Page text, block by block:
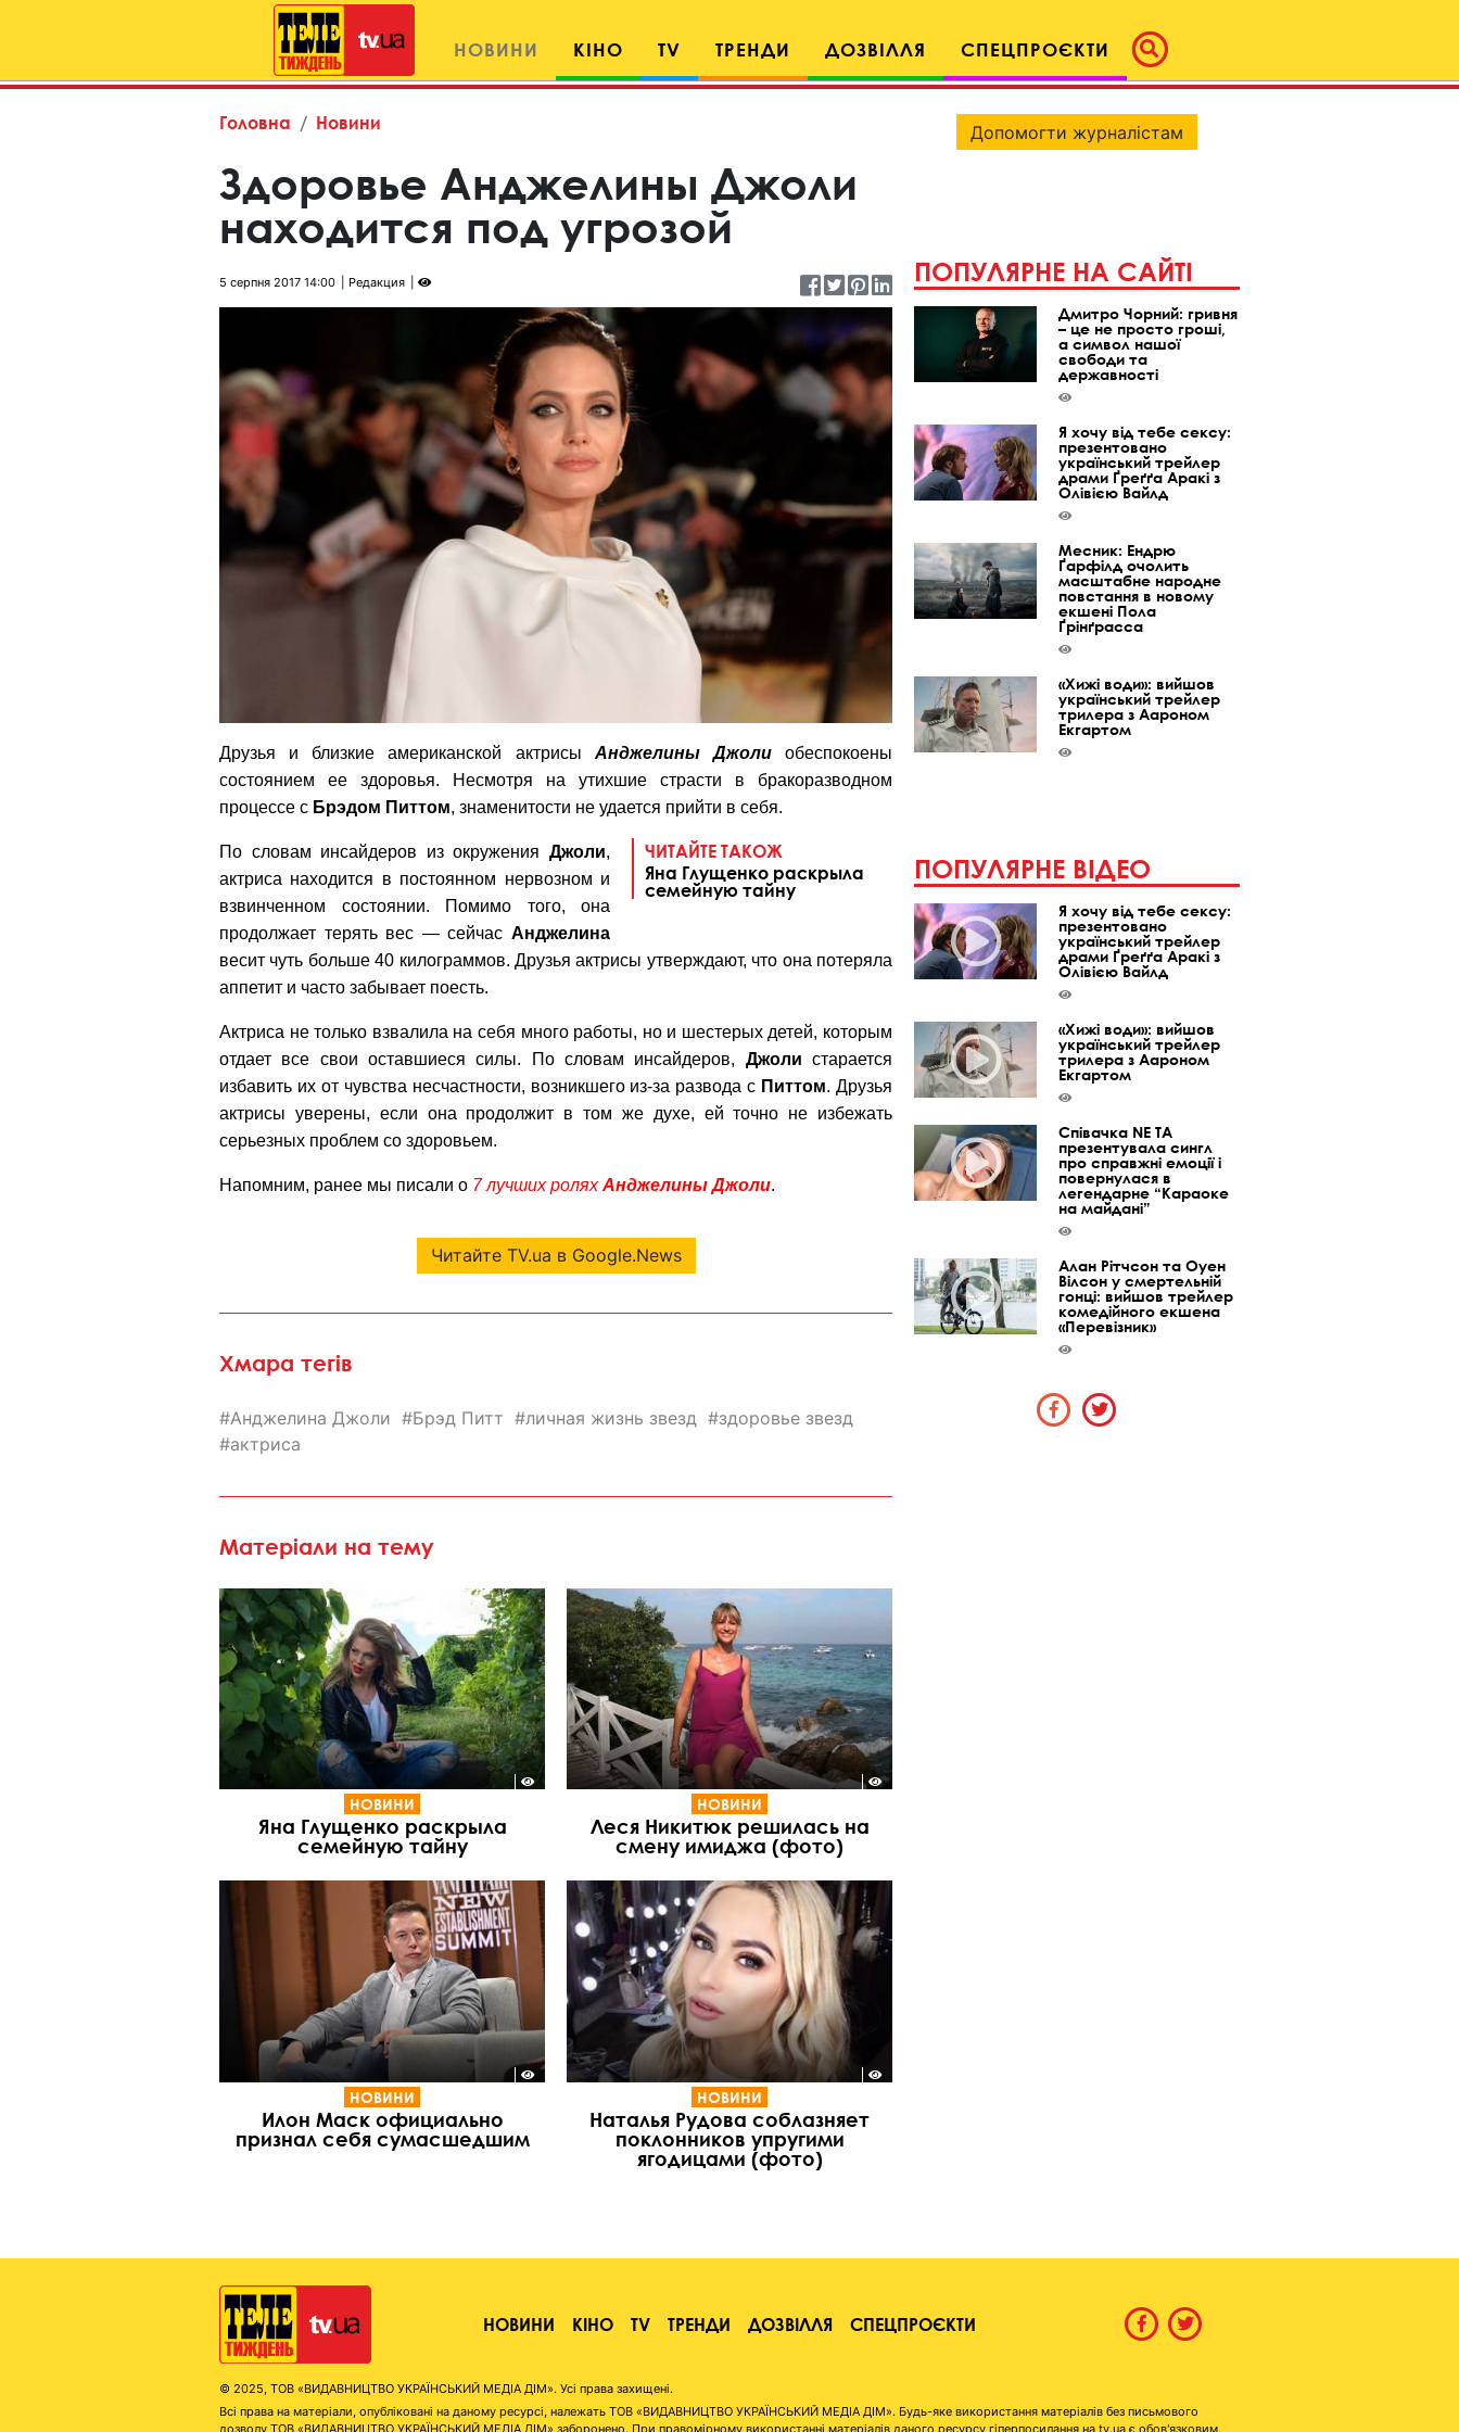
НОВИНИ КІНО TV ТРЕНДИ ДОЗВІЛЛЯ СПЕЦПРОЄКТИ
Головна Новини
Здоровье Анджелины Джоли
находится под угрозой
5 серпня 2017 14:00 Редакция
Друзья и близкие американской актрисы Анджелины Джолиобеспокоены
состоянием ее здоровья. Несмотря на утихшие страсти в бракоразводном
процессе с Брэдом Питтом, знаменитости не удается прийти в себя.
ЧИТАЙТЕ ТАКОЖ
Яна Глущенко раскрыла
семейную тайну
По словам инсайдеров из окружения Джоли,
актриса находится в постоянном нервозном и
взвинченном состоянии. Помимо того, она
продолжает терять вес — сейчас Анджелина
весит чуть больше 40 килограммов. Друзья актрисы утверждают, что она потеряла
аппетит и часто забывает поесть.
Актриса не только взвалила на себя много работы, но и шестерых детей, которым
отдает все свои оставшиеся силы. По словам инсайдеров, Джоли старается
избавить их от чувства несчастности, возникшего из-за развода с Питтом. Друзья
актрисы уверены, если она продолжит в том же духе, ей точно не избежать
серьезных проблем со здоровьем.
Напомним, ранее мы писали о 7 лучших роляхАнджелины Джоли.
Читайте TV.ua в Google.News
Хмара тегів
Анджелина Джоли Брэд Питт личная жизнь звезд
здоровье звезд
актриса
Матеріали на тему
НОВИНИ
Яна Глущенко раскрыла
семейную тайну
НОВИНИ
Леся Никитюк решилась на
смену имиджа (фото)
НОВИНИ
Илон Маск официально
признал себя сумасшедшим
НОВИНИ
Наталья Рудова соблазняет
поклонников упругими
ягодицами (фото)
Допомогти журналістам
ПОПУЛЯРНЕ НА САЙТІ
Дмитро Чорний: гривня
– це не просто гроші,
а символ нашої
свободи та
державності
Я хочу від тебе сексу:
презентовано
український трейлер
драми Ґреґґа Аракі з
Олівією Вайлд
Месник: Ендрю
Ґарфілд очолить
масштабне народне
повстання в новому
екшені Пола
Ґрінґрасса
«Хижі води»: вийшов
український трейлер
трилера з Аароном
Екгартом
ПОПУЛЯРНЕ ВІДЕО
Я хочу від тебе сексу:
презентовано
український трейлер
драми Ґреґґа Аракі з
Олівією Вайлд
«Хижі води»: вийшов
український трейлер
трилера з Аароном
Екгартом
Співачка NE TA
презентувала сингл
про справжні емоції і
повернулася в
легендарне “Караоке
на майдані”
Алан Рітчсон та Оуен
Вілсон у смертельній
гонці: вийшов трейлер
комедійного екшена
«Перевізник»
НОВИНИ КІНО TV ТРЕНДИ ДОЗВІЛЛЯ СПЕЦПРОЄКТИ
© 2025, ТОВ «ВИДАВНИЦТВО УКРАЇНСЬКИЙ МЕДІА ДІМ». Усі права захищені.
Всі права на матеріали, опубліковані на даному ресурсі, належать ТОВ «ВИДАВНИЦТВО УКРАЇНСЬКИЙ МЕДІА ДІМ». Будь-яке використання матеріалів без письмового